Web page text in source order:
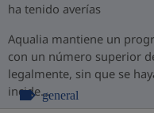
ha tenido averías
Aqualia mantiene un
con un número superior
legalmente, sin que se
incide...general